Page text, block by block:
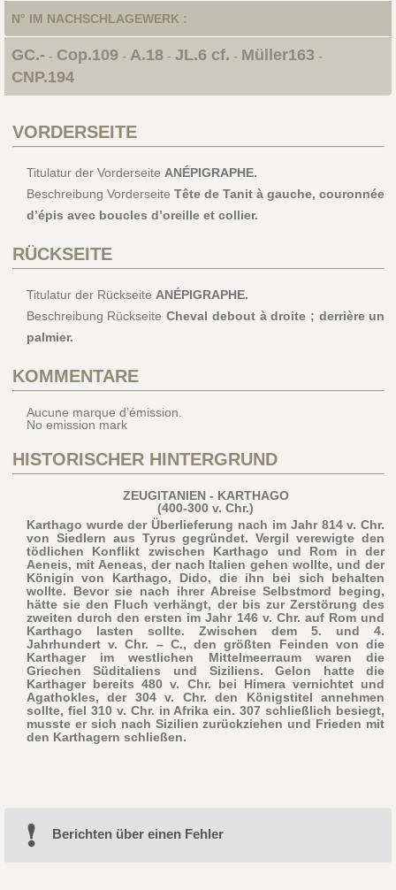
N° IM NACHSCHLAGEWERK :
GC.- - Cop.109- A.18- JL.6 cf. - Müller163 -
CNP.194
VORDERSEITE
Titulatur der Vorderseite ANÉPIGRAPHE.
Beschreibung Vorderseite Tête de Tanit à gauche, couronnée
d’épis avec boucles d’oreille et collier.
RÜCKSEITE
Titulatur der Rückseite ANÉPIGRAPHE.
Beschreibung RückseiteCheval debout à droite ; derrière un
palmier.
KOMMENTARE
Aucune marque d’émission.
No emission mark
HISTORISCHER HINTERGRUND
ZEUGITANIEN - KARTHAGO
(400-300 v. Chr.)
Karthago wurde der Überlieferung nach im Jahr 814 v. Chr.
von Siedlern aus Tyrus gegründet. Vergil verewigte den
tödlichen Konflikt zwischen Karthago und Rom in der
Aeneis, mit Aeneas, der nach Italien gehen wollte, und der
Königin von Karthago, Dido, die ihn bei sich behalten
wollte. Bevor sie nach ihrer Abreise Selbstmord beging,
hätte sie den Fluch verhängt, der bis zur Zerstörung des
zweiten durch den ersten im Jahr 146 v. Chr. auf Rom und
Karthago lasten sollte. Zwischen dem 5. und 4.
Jahrhundert v. Chr. – C., den größten Feinden von die
Karthager im westlichen Mittelmeerraum waren die
Griechen Süditaliens und Siziliens. Gelon hatte die
Karthager bereits 480 v. Chr. bei Himera vernichtet und
Agathokles, der 304 v. Chr. den Königstitel annehmen
sollte, fiel 310 v. Chr. in Afrika ein. 307 schließlich besiegt,
musste er sich nach Sizilien zurückziehen und Frieden mit
den Karthagern schließen.
Berichten über einen Fehler